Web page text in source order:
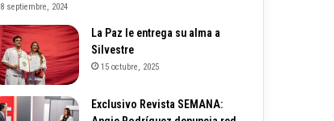
8 septiembre, 2024
La Paz le entrega su alma a
Silvestre
15 octubre, 2025
Exclusivo Revista SEMANA: